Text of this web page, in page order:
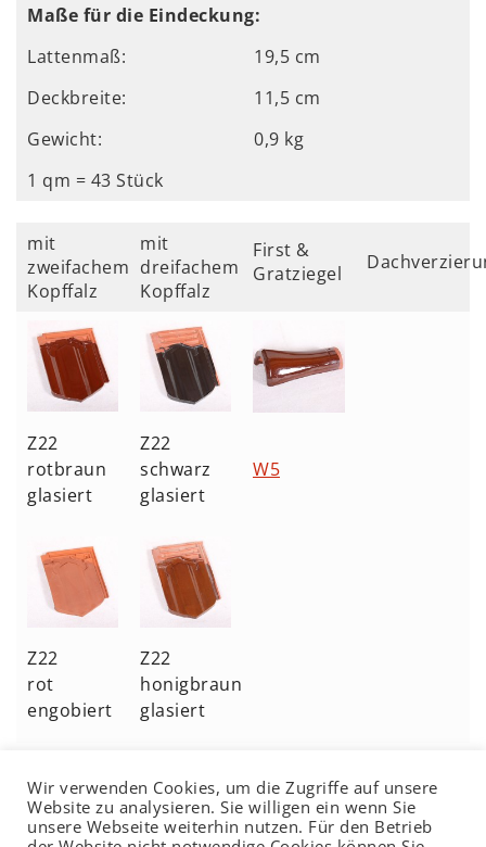
Maße für die Eindeckung:
Lattenmaß:
19,5 cm
Deckbreite:
11,5 cm
Gewicht:
0,9 kg
1 qm = 43 Stück
mit
zweifachem
Kopffalz
mit
dreifachem
Kopffalz
First &
Gratziegel
Z22
rotbraun
glasiert
Z22
schwarz
glasiert
W5
Z22
rot
engobiert
Z22
honigbraun
glasiert
Wir verwenden Cookies, um die Zugriffe auf unsere
Website zu analysieren. Sie willigen ein wenn Sie
unsere Webseite weiterhin nutzen. Für den Betrieb